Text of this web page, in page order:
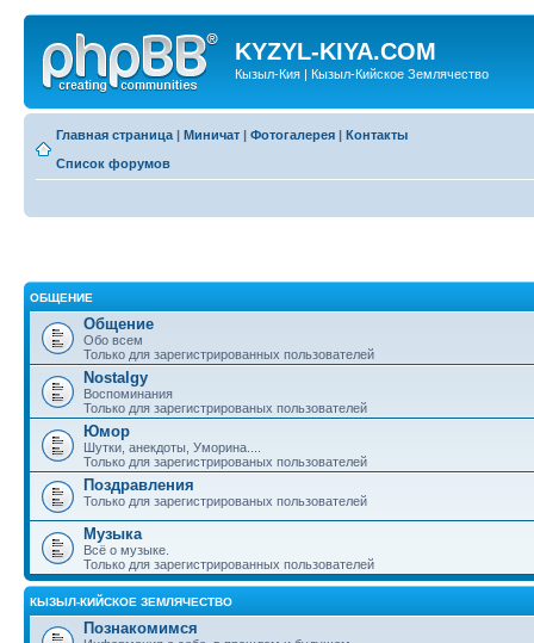
KYZYL-KIYA.COM
Кызыл-Кия | Кызыл-Кийское Землячество
Главная страница | Миничат | Фотогалерея | Контакты
Список форумов
ОБЩЕНИЕ
Общение
Обо всем
Только для зарегистрированных пользователей
Nostalgy
Воспоминания
Только для зарегистрированых пользователей
Юмор
Шутки, анекдоты, Уморина....
Только для зарегистрированых пользователей
Поздравления
Только для зарегистрированых пользователей
Музыка
Всё о музыке.
Только для зарегистрированных пользователей
КЫЗЫЛ-КИЙСКОЕ ЗЕМЛЯЧЕСТВО
Познакомимся